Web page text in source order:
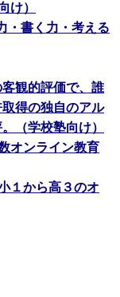
け）
・書く力・考える
観的評価で、誰
得の独自のアル
（学校塾向け）
オンライン教育
１から高３のオ